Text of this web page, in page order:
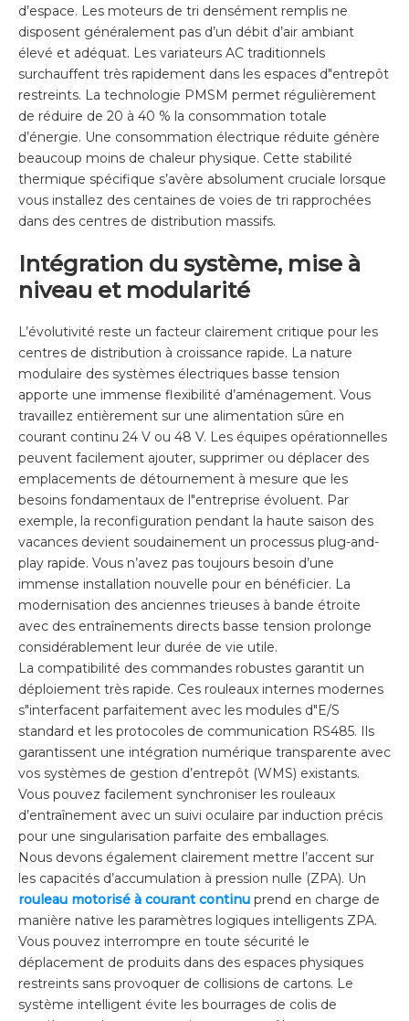
d’espace. Les moteurs de tri densément remplis ne
disposent généralement pas d’un débit d’air ambiant
élevé et adéquat. Les variateurs AC traditionnels
surchauffent très rapidement dans les espaces d"entrepôt
restreints. La technologie PMSM permet régulièrement
de réduire de 20 à 40 % la consommation totale
d’énergie. Une consommation électrique réduite génère
beaucoup moins de chaleur physique. Cette stabilité
thermique spécifique s’avère absolument cruciale lorsque
vous installez des centaines de voies de tri rapprochées
dans des centres de distribution massifs.
Intégration du système, mise à
niveau et modularité
L’évolutivité reste un facteur clairement critique pour les
centres de distribution à croissance rapide. La nature
modulaire des systèmes électriques basse tension
apporte une immense flexibilité d’aménagement. Vous
travaillez entièrement sur une alimentation sûre en
courant continu 24 V ou 48 V. Les équipes opérationnelles
peuvent facilement ajouter, supprimer ou déplacer des
emplacements de détournement à mesure que les
besoins fondamentaux de l"entreprise évoluent. Par
exemple, la reconfiguration pendant la haute saison des
vacances devient soudainement un processus plug-and-
play rapide. Vous n’avez pas toujours besoin d’une
immense installation nouvelle pour en bénéficier. La
modernisation des anciennes trieuses à bande étroite
avec des entraînements directs basse tension prolonge
considérablement leur durée de vie utile.
La compatibilité des commandes robustes garantit un
déploiement très rapide. Ces rouleaux internes modernes
s"interfacent parfaitement avec les modules d"E/S
standard et les protocoles de communication RS485. Ils
garantissent une intégration numérique transparente avec
vos systèmes de gestion d’entrepôt (WMS) existants.
Vous pouvez facilement synchroniser les rouleaux
d’entraînement avec un suivi oculaire par induction précis
pour une singularisation parfaite des emballages.
Nous devons également clairement mettre l’accent sur
les capacités d’accumulation à pression nulle (ZPA). Un
rouleau motorisé à courant continu prend en charge de
manière native les paramètres logiques intelligents ZPA.
Vous pouvez interrompre en toute sécurité le
déplacement de produits dans des espaces physiques
restreints sans provoquer de collisions de cartons. Le
système intelligent évite les bourrages de colis de